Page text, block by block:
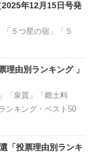
年12月15日号発
５つ星の宿」「５
理由別ランキング 」
「泉質」「郷土料
ンキング・ベスト50
「投票理由別ランキ